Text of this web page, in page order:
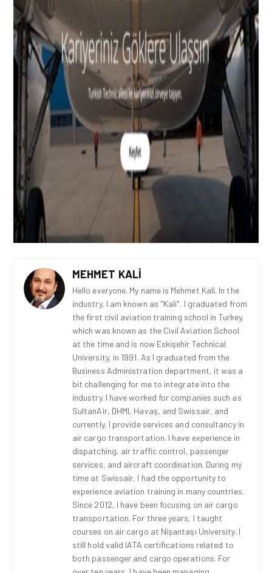
MEHMET KALI
Hello everyone. My name is Mehmet Kali. In the
industry, I am known as "Kali". I graduated from
the first civil aviation training school in Turkey,
which was known as the Civil Aviation School
at the time and is now Eskişehir Technical
University, in 1991. As I graduated from the
Business Administration department, it was a
bit challenging for me to integrate into the
industry. I have worked for companies such as
SultanAir, DHMI, Havaş, and Swissair, and
currently, I provide services and consultancy in
air cargo transportation. I have experience in
dispatching, air traffic control, passenger
services, and aircraft coordination. During my
time at Swissair, I had the opportunity to
experience aviation training in many countries.
Since 2012, I have been focusing on air cargo
transportation. For three years, I taught
courses on air cargo at Nişantaşı University. I
still hold valid IATA certifications related to
both passenger and cargo operations. For